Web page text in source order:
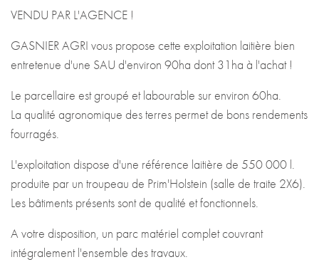
VENDU PAR L'AGENCE !
GASNIER AGRI vous propose cette exploitation laitière bien
entretenue d'une SAU d'environ 90ha dont 31ha à l'achat !
Le parcellaire est groupé et labourable sur environ 60ha.
La qualité agronomique des terres permet de bons rendements
fourragés.
L'exploitation dispose d'une référence laitière de 550 000 l.
produite par un troupeau de Prim'Holstein (salle de traite 2X6).
Les bâtiments présents sont de qualité et fonctionnels.
A votre disposition, un parc matériel complet couvrant
intégralement l'ensemble des travaux.